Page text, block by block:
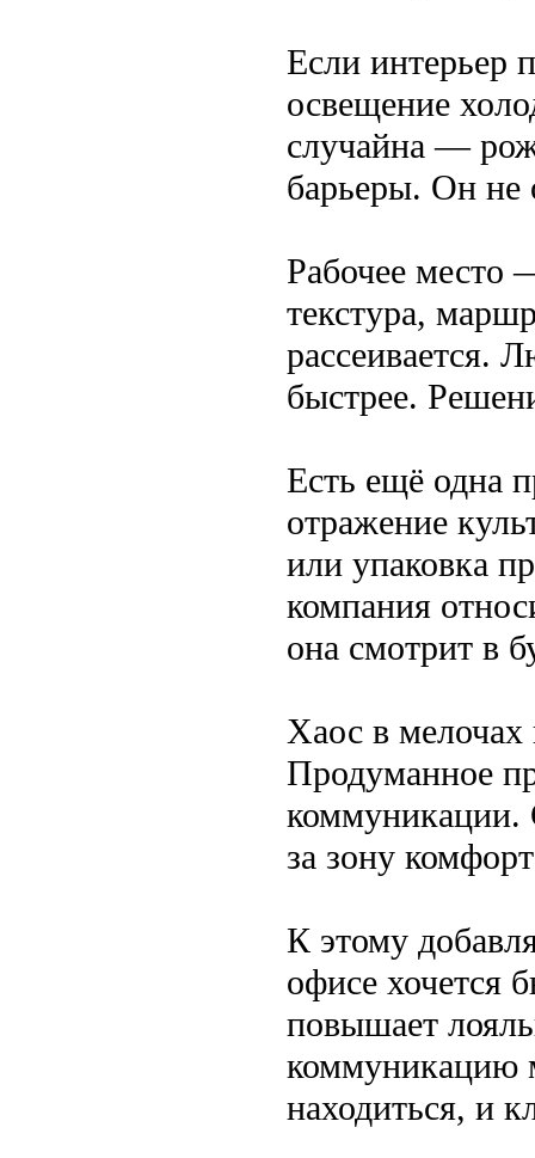
Если интерьер
освещение
случайна —
барьеры. Он не
Рабочее место
текстура,
рассеивается.
быстрее.
Есть ещё одна
отражение
или упаковка
компания
она смотрит в
Хаос в мелочах
Продуманное
коммуникации.
за зону
К этому
офисе хочется
повышает
коммуникацию
находиться, и